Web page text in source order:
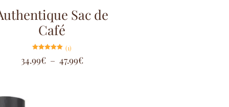
Sac de
Café
5.00
sur 5
(1)
34.99€ – 47.99€